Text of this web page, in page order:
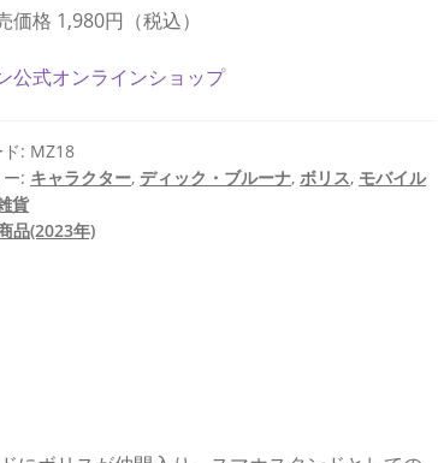
価格 1,980円（税込）
公式オンラインショップ
: MZ18
: キャラクター,ディック・ブルーナ,ボリス, モバイル
貨
品(2023年)